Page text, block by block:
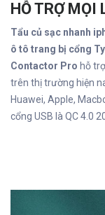
HỖ TRỢ MỌI
Tẩu củ sạc nhanh
ô tô trang bị cổng
Contactor Pro hỗ
trên thị trường hiện
Huawei, Apple,
cổng USB là QC 4.0